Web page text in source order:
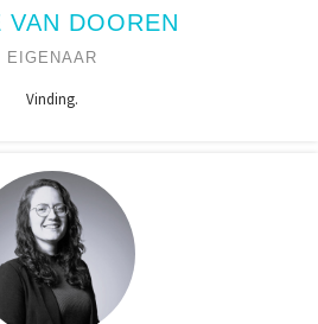
VAN DOOREN
EIGENAAR
Vinding.